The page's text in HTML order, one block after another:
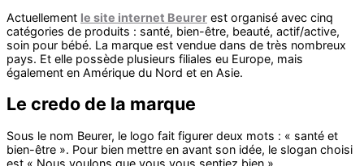
Actuellement le site internet Beurer est organisé avec cinq
catégories de produits : santé, bien-être, beauté, actif/active,
soin pour bébé. La marque est vendue dans de très nombreux
pays. Et elle possède plusieurs filiales eu Europe, mais
également en Amérique du Nord et en Asie.
Le credo de la marque
Sous le nom Beurer, le logo fait figurer deux mots : « santé et
bien-être ». Pour bien mettre en avant son idée, le slogan choisi